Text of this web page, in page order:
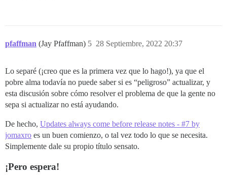
pfaffman (Jay Pfaffman) 28 Septiembre, 2022 20:37
5
Lo separé (¡creo que es la primera vez que lo hago!), ya que el
pobre alma todavía no puede saber si es “peligroso” actualizar, y
esta discusión sobre cómo resolver el problema de que la gente no
sepa si actualizar no está ayudando.
De hecho, Updates always come before release notes - #7 by
jomaxro es un buen comienzo, o tal vez todo lo que se necesita.
Simplemente dale su propio título sensato.
¡Pero espera!